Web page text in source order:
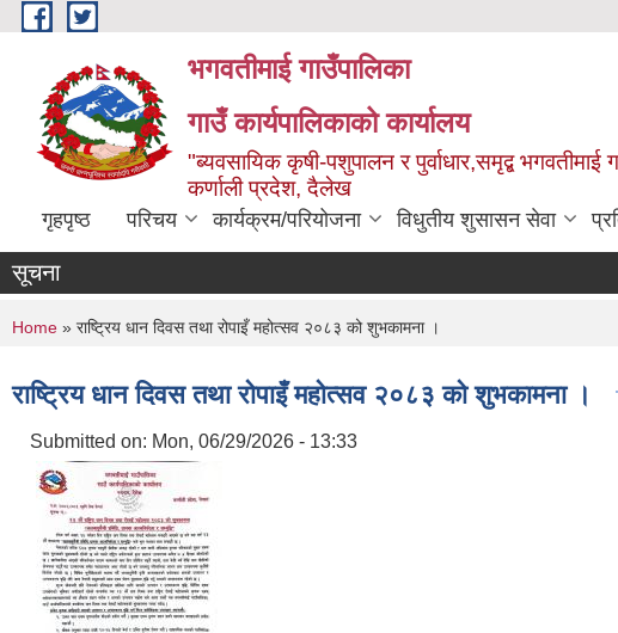
Skip to main content
भगवतीमाई गाउँपालिका
गाउँ कार्यपालिकाको कार्यालय
"ब्यवसायिक कृषी-पशुपालन र पुर्वाधार,समृद्ब भगवतीमाई
कर्णाली प्रदेश, दैलेख
गृहपृष्ठ परिचय कार्यक्रम/परियोजना विधुतीय शुसासन सेवा
सूचना
You are here
Home » राष्ट्रिय धान दिवस तथा रोपाइँ महोत्सव २०८३ को शुभकामना ।
राष्ट्रिय धान दिवस तथा रोपाइँ महोत्सव २०८३ को शुभकामना ।
Submitted on: Mon, 06/29/2026 - 13:33